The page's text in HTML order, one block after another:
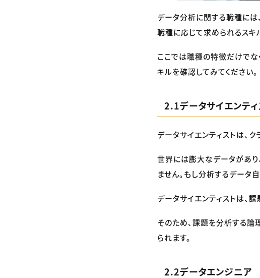
データ分析に関する職種には
職種に応じて求められるスキ
ここでは職種の特徴だけでな
キルを確認してみてください。
2.1データサイエンティ
データサイエンティストは、
世界には膨大なデータがあ
ません。もし分析するデータ
データサイエンティストは、
そのため、課題を分析する
られます。
2.2データエンジニア